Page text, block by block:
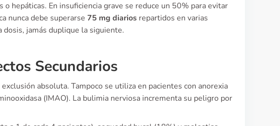
hepáticas. En insuficiencia grave se reduce un 50% para evitar
nunca debe superarse 75 mg diarios repartidos en varias
jamás duplique la siguiente.
Secundarios
absoluta. Tampoco se utiliza en pacientes con anorexia
(IMAO). La bulimia nerviosa incrementa su peligro por